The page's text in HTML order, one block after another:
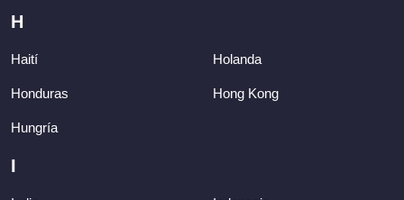
H
Haití Holanda
Honduras Hong Kong
Hungría
I